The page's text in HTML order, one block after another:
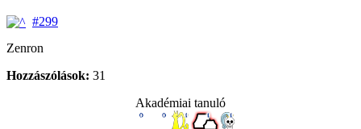
#299
Zenron
Hozzászólások: 31
Akadémiai tanuló